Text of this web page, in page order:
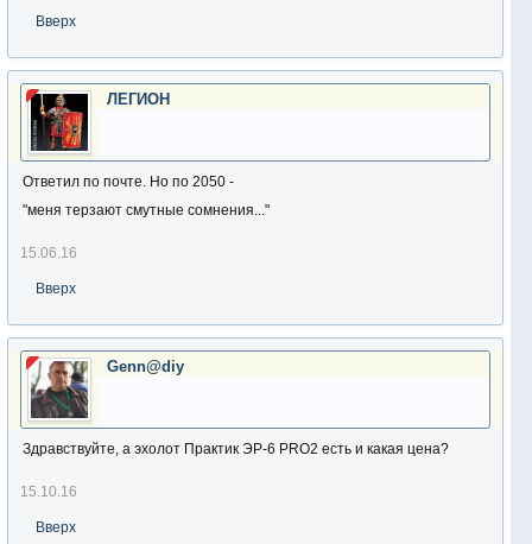
Вверх
ЛЕГИОН
Ответил по почте. Но по 2050 -
"меня терзают смутные сомнения..."
15.06.16
Вверх
Genn@diy
Здравствуйте, а эхолот Практик ЭР-6 PRO2 есть и какая цена?
15.10.16
Вверх